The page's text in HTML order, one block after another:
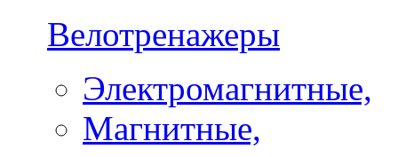
Велотренажеры
Электромагнитные,
Магнитные,